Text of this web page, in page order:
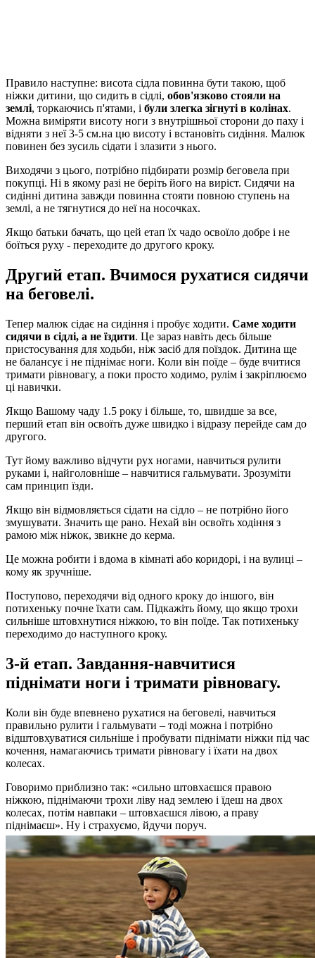
Правило наступне: висота сідла повинна бути такою, щоб
ніжки дитини, що сидить в сідлі, обов'язково стояли на
землі, торкаючись п'ятами, і були злегка зігнуті в колінах.
Можна виміряти висоту ноги з внутрішньої сторони до паху і
відняти з неї 3-5 см.на цю висоту і встановіть сидіння. Малюк
повинен без зусиль сідати і злазити з нього.
Виходячи з цього, потрібно підбирати розмір беговела при
покупці. Ні в якому разі не беріть його на виріст. Сидячи на
сидінні дитина завжди повинна стояти повною ступень на
землі, а не тягнутися до неї на носочках.
Якщо батьки бачать, що цей етап їх чадо освоїло добре і не
боїться руху - переходите до другого кроку.
Другий етап. Вчимося рухатися сидячи
на беговелі.
Тепер малюк сідає на сидіння і пробує ходити. Саме ходити
сидячи в сідлі, а не їздити. Це зараз навіть десь більше
пристосування для ходьби, ніж засіб для поїздок. Дитина ще
не балансує і не піднімає ноги. Коли він поїде – буде вчитися
тримати рівновагу, а поки просто ходимо, рулім і закріплюємо
ці навички.
Якщо Вашому чаду 1.5 року і більше, то, швидше за все,
перший етап він освоїть дуже швидко і відразу перейде сам до
другого.
Тут йому важливо відчути рух ногами, навчиться рулити
руками і, найголовніше – навчитися гальмувати. Зрозуміти
сам принцип їзди.
Якщо він відмовляється сідати на сідло – не потрібно його
змушувати. Значить ще рано. Нехай він освоїть ходіння з
рамою між ніжок, звикне до керма.
Це можна робити і вдома в кімнаті або коридорі, і на вулиці –
кому як зручніше.
Поступово, переходячи від одного кроку до іншого, він
потихеньку почне їхати сам. Підкажіть йому, що якщо трохи
сильніше штовхнутися ніжкою, то він поїде. Так потихеньку
переходимо до наступного кроку.
3-й етап. Завдання-навчитися
піднімати ноги і тримати рівновагу.
Коли він буде впевнено рухатися на беговелі, навчиться
правильно рулити і гальмувати – тоді можна і потрібно
відштовхуватися сильніше і пробувати піднімати ніжки під час
кочення, намагаючись тримати рівновагу і їхати на двох
колесах.
Говоримо приблизно так: «сильно штовхаєшся правою
ніжкою, піднімаючи трохи ліву над землею і їдеш на двох
колесах, потім навпаки – штовхаєшся лівою, а праву
піднімаєш». Ну і страхуємо, йдучи поруч.